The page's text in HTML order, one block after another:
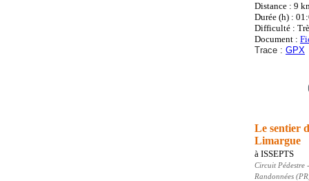
Distance : 9
Durée (h) :
Difficulté :
Document :
Trace : GPX
Le sentier
Limargue
à ISSEPTS
Circuit Pédestre
Randonnées